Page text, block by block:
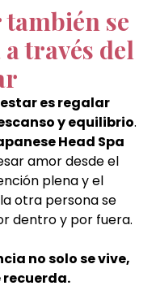
se
través del
es regalar
y equilibrio.
Head Spa
amor desde el
plena y el
otra persona se
dentro y por fuera.
no solo se vive,
recuerda.